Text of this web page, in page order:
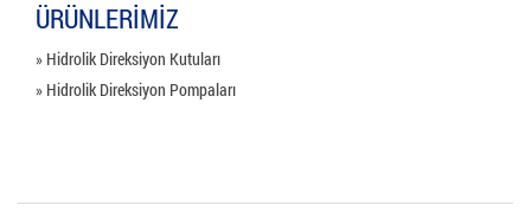
ÜRÜNLERİMİZ
» Hidrolik Direksiyon Kutuları
» Hidrolik Direksiyon Pompaları